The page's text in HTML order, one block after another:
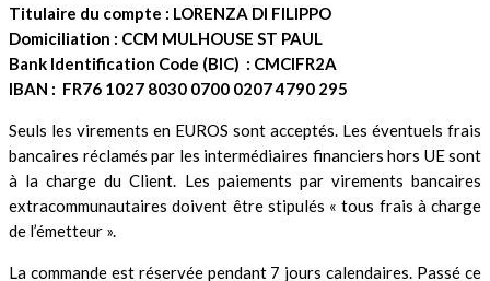
Titulaire du compte : LORENZA DI FILIPPO
Domiciliation : CCM MULHOUSE ST PAUL
Bank Identification Code (BIC) : CMCIFR2A
IBAN : FR76 1027 8030 0700 0207 4790 295
Seuls les virements en EUROS sont acceptés. Les éventuels frais
bancaires réclamés par les intermédiaires financiers hors UE sont
à la charge du Client. Les paiements par virements bancaires
extracommunautaires doivent être stipulés « tous frais à charge
de l’émetteur ».
La commande est réservée pendant 7 jours calendaires. Passé ce